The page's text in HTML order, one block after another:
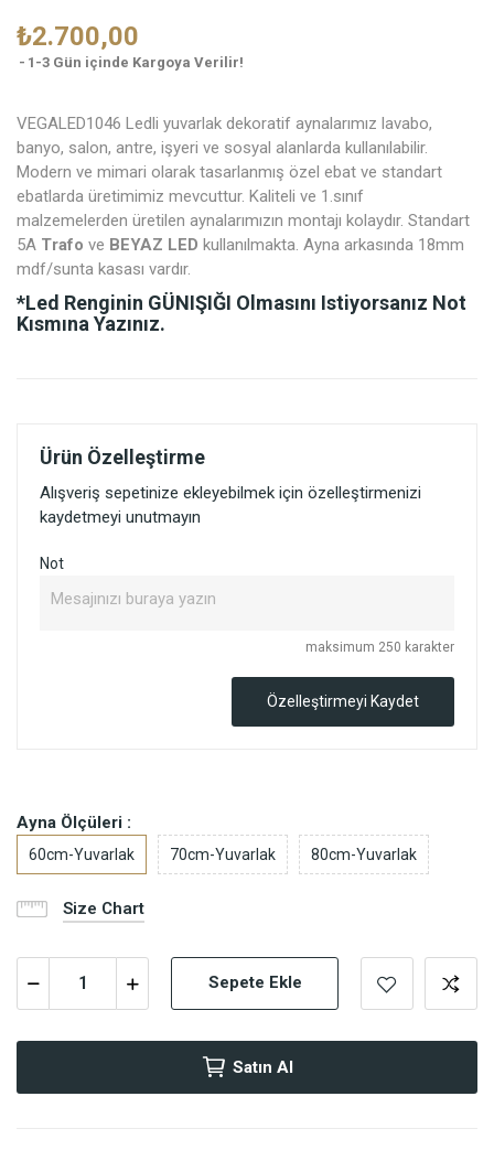
₺2.700,00
1-3 Gün içinde Kargoya Verilir!
VEGALED1046 Ledli yuvarlak dekoratif aynalarımız lavabo,
banyo, salon, antre, işyeri ve sosyal alanlarda kullanılabilir.
Modern ve mimari olarak tasarlanmış özel ebat ve standart
ebatlarda üretimimiz mevcuttur. Kaliteli ve 1.sınıf
malzemelerden üretilen aynalarımızın montajı kolaydır. Standart
5A Trafo ve BEYAZ LED kullanılmakta. Ayna arkasında 18mm
mdf/sunta kasası vardır.
*Led Renginin GÜNIŞIĞI Olmasını Istiyorsanız Not
Kısmına Yazınız.
Ürün Özelleştirme
Alışveriş sepetinize ekleyebilmek için özelleştirmenizi
kaydetmeyi unutmayın
Not
maksimum 250 karakter
Özelleştirmeyi Kaydet
Ayna Ölçüleri :
60cm-Yuvarlak 70cm-Yuvarlak 80cm-Yuvarlak
Size Chart
Sepete Ekle
Satın Al